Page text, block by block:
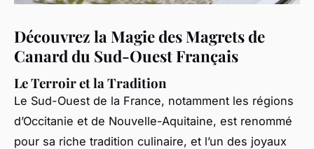
Découvrez la Magie des Magrets de
Canard du Sud-Ouest Français
Le Terroir et la Tradition
Le Sud-Ouest de la France, notamment les régions
d’Occitanie et de Nouvelle-Aquitaine, est renommé
pour sa riche tradition culinaire, et l’un des joyaux